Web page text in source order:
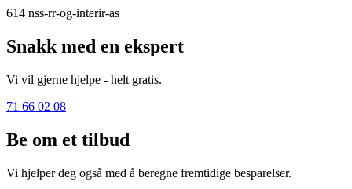
614 nss-rr-og-interir-as
Snakk med en ekspert
Vi vil gjerne hjelpe - helt gratis.
71 66 02 08
Be om et tilbud
Vi hjelper deg også med å beregne fremtidige besparelser.